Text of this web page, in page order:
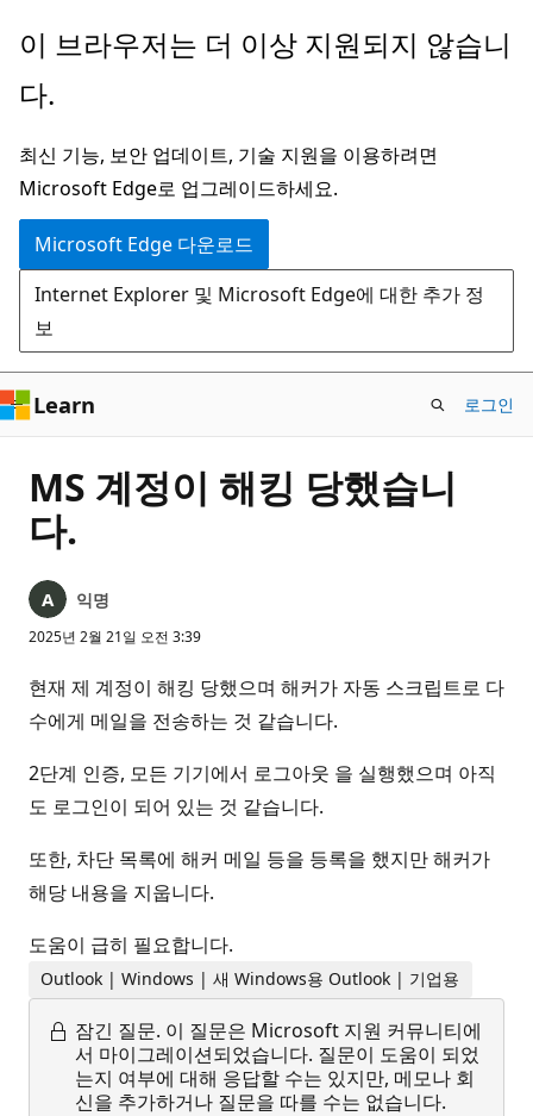
주
콘
츠
로
건
너
뛰
기
이 브라우저는 더 이상 지원되지 않습니
다.
최신 기능, 보안 업데이트, 기술 지원을 이용하려면
Microsoft Edge로 업그레이드하세요.
Microsoft Edge 다운로드
Internet Explorer 및 Microsoft Edge에 대한 추가 정
보
Learn 로그인
MS 계정이 해킹 당했습니
다.
익명
2025년 2월 21일 오전 3:39
현재 제 계정이 해킹 당했으며 해커가 자동 스크립트로 다
수에게 메일을 전송하는 것 같습니다.
2단계 인증, 모든 기기에서 로그아웃 을 실행했으며 아직
도 로그인이 되어 있는 것 같습니다.
또한, 차단 목록에 해커 메일 등을 등록을 했지만 해커가
해당 내용을 지웁니다.
도움이 급히 필요합니다.
Outlook | Windows | 새 Windows용 Outlook | 기업용
잠긴 질문. 이 질문은 Microsoft 지원 커뮤니티에
서 마이그레이션되었습니다. 질문이 도움이 되었
는지 여부에 대해 응답할 수는 있지만, 메모나 회
신을 추가하거나 질문을 따를 수는 없습니다.